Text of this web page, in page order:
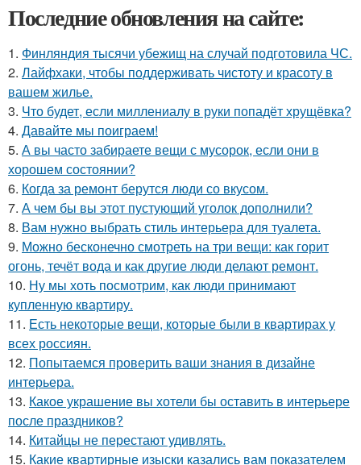
Последние обновления на сайте:
1. Финляндия тысячи убежищ на случай подготовила ЧС.
2. Лайфхаки, чтобы поддерживать чистоту и красоту в
вашем жилье.
3. Что будет, если миллениалу в руки попадёт хрущёвка?
4. Давайте мы поиграем!
5. А вы часто забираете вещи с мусорок, если они в
хорошем состоянии?
6. Когда за ремонт берутся люди со вкусом.
7. А чем бы вы этот пустующий уголок дополнили?
8. Вам нужно выбрать стиль интерьера для туалета.
9. Можно бесконечно смотреть на три вещи: как горит
огонь, течёт вода и как другие люди делают ремонт.
10. Ну мы хоть посмотрим, как люди принимают
купленную квартиру.
11. Есть некоторые вещи, которые были в квартирах у
всех россиян.
12. Попытаемся проверить ваши знания в дизайне
интерьера.
13. Какое украшение вы хотели бы оставить в интерьере
после праздников?
14. Китайцы не перестают удивлять.
15. Какие квартирные изыски казались вам показателем